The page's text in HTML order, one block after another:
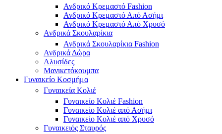
Ανδρικό Κρεμαστό Fashion
Ανδρικό Κρεμαστό Από Ασήμι
Ανδρικό Κρεμαστό Από Χρυσό
Ανδρικά Σκουλαρίκια
Ανδρικά Σκουλαρίκια Fashion
Ανδρικά Δώρα
Αλυσίδες
Μανικετόκουμπα
Γυναικείο Κοσμήμα
Γυναικεία Κολιέ
Γυναικείο Κολιέ Fashion
Γυναικείο Κολιέ από Ασήμι
Γυναικείο Κολιέ από Χρυσό
Γυναικειός Σταυρός